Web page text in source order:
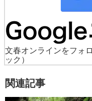
文春オンラインをフォ
ック）
関連記事